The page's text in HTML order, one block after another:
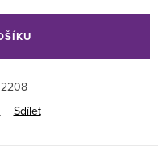
2208
Sdílet